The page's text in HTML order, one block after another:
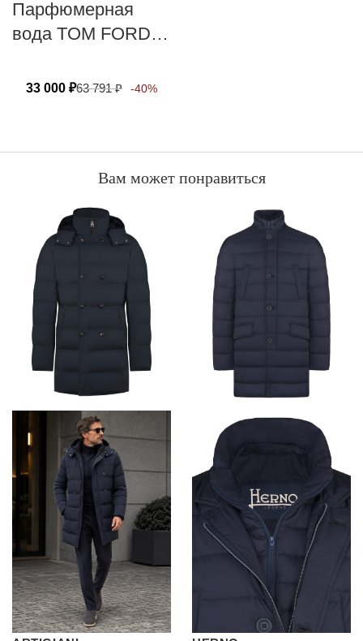
Парфюмерная
вода TOM FORD
33 000 ₽63 791₽ -40%
Вам может понравиться